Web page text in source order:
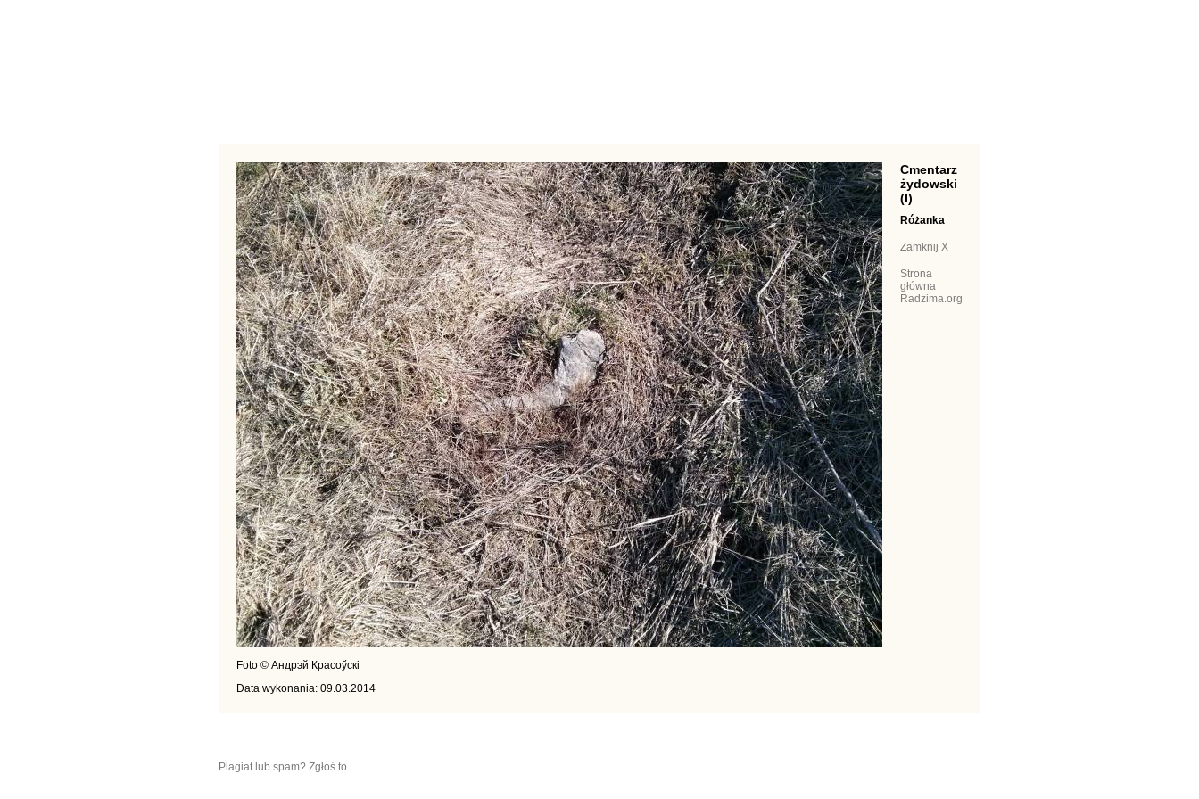
Foto © Андрэй Красоўскі
Data wykonania: 09.03.2014
Cmentarz
żydowski
(I)
Różanka
Zamknij X
Strona
główna
Radzima.org
Plagiat lub spam? Zgłoś to